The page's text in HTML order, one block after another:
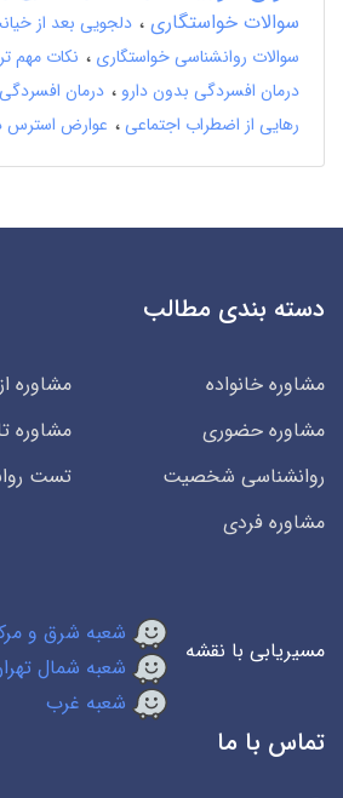
سوالات خواستگاری
دلجویی بعد از
سوالات روانشناسی خواستگاری
نکات مهم
درمان افسردگی بدون دارو
درمان افسردگی
رهایی از اضطراب اجتماعی
عوارض استرس
دسته بندی مطالب
مشاوره خانواده
مشاوره
مشاوره حضوری
مشاوره
روانشناسی شخصیت
تست
مشاوره فردی
مسیریابی با نقشه
شعبه شرق و
شعبه شمال
شعبه غرب
تماس با ما